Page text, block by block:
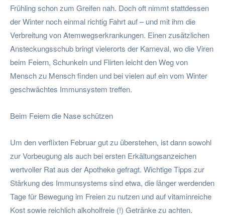
Frühling schon zum Greifen nah. Doch oft nimmt stattdessen
der Winter noch einmal richtig Fahrt auf – und mit ihm die
Verbreitung von Atemwegserkrankungen. Einen zusätzlichen
Ansteckungsschub bringt vielerorts der Karneval, wo die Viren
beim Feiern, Schunkeln und Flirten leicht den Weg von
Mensch zu Mensch finden und bei vielen auf ein vom Winter
geschwächtes Immunsystem treffen.
Beim Feiern die Nase schützen
Um den verflixten Februar gut zu überstehen, ist dann sowohl
zur Vorbeugung als auch bei ersten Erkältungsanzeichen
wertvoller Rat aus der Apotheke gefragt. Wichtige Tipps zur
Stärkung des Immunsystems sind etwa, die länger werdenden
Tage für Bewegung im Freien zu nutzen und auf vitaminreiche
Kost sowie reichlich alkoholfreie (!) Getränke zu achten.